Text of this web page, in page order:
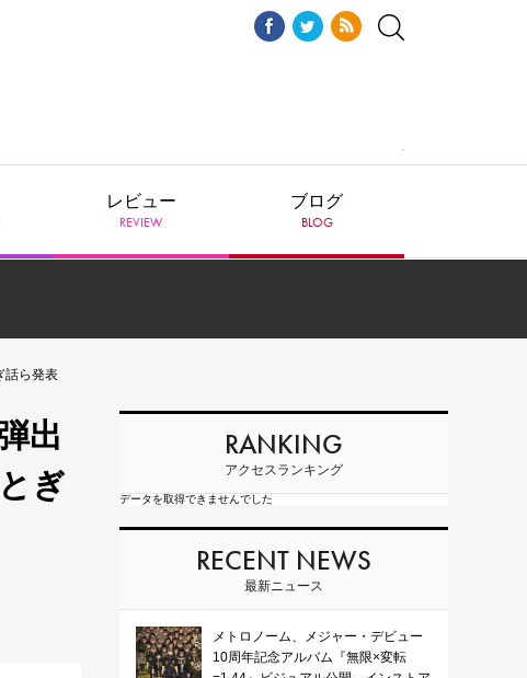
レビュー
REVIEW
ブログ
BLOG
話ら発表
出
ぎ
RANKING
アクセスランキング
データを取得できませんでした
RECENT NEWS
最新ニュース
メトロノーム、メジャー・デビュー
10周年記念アルバム『無限×変転